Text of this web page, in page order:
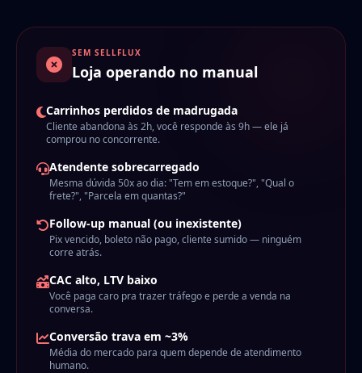
SEM SELLFLUX
Loja operando no manual
Carrinhos perdidos de madrugada
Cliente abandona às 2h, você responde às 9h — ele já
comprou no concorrente.
Atendente sobrecarregado
Mesma dúvida 50x ao dia: "Tem em estoque?", "Qual o
frete?", "Parcela em quantas?"
Follow-up manual (ou inexistente)
Pix vencido, boleto não pago, cliente sumido — ninguém
corre atrás.
CAC alto, LTV baixo
Você paga caro pra trazer tráfego e perde a venda na
conversa.
Conversão trava em ~3%
Média do mercado para quem depende de atendimento
humano.